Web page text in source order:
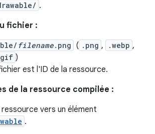
.
fichier :
filename.png ( .png , .webp ,
)
est l'ID de la ressource.
de la ressource compilée :
vers un élément
.